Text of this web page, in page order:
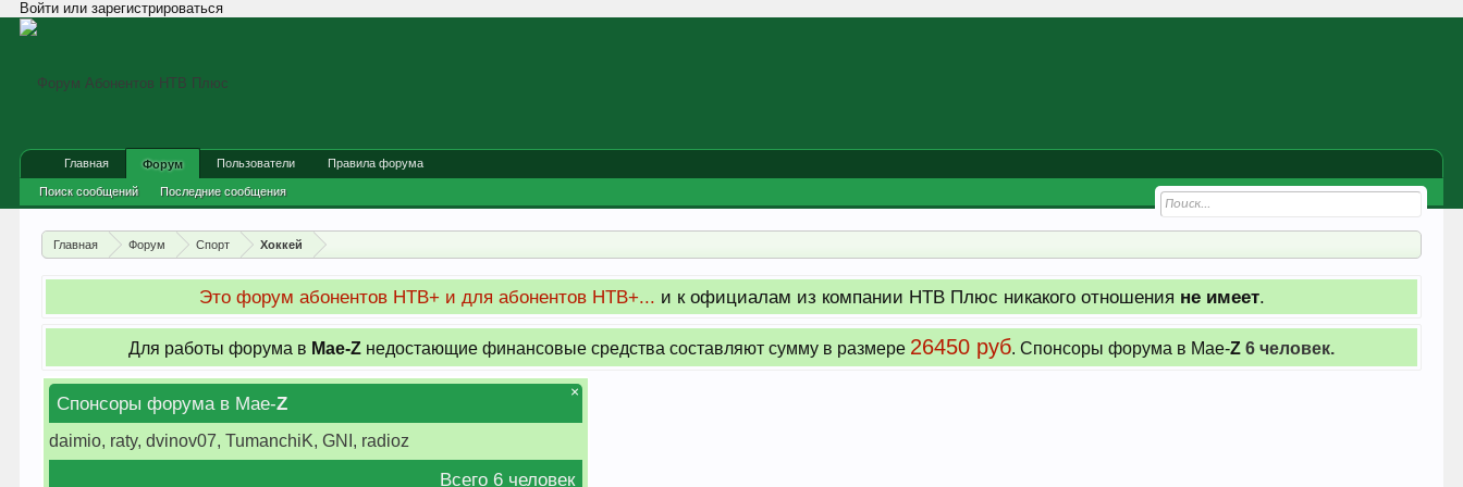
Войти или зарегистрироваться
Главная Форум Спорт Хоккей
Это форум абонентов НТВ+ и для абонентов НТВ+... и к официалам из компании НТВ Плюс никакого отношения не имеет.
Для работы форума в Мае-Z недостающие финансовые средства составляют сумму в размере 26450 руб. Cпонсоры форума в Мае-Z 6 человек.
Спонсоры форума в Мае-Z
daimio, raty, dvinov07, TumanchiK, GNI, radioz
Всего 6 человек
×
Главная Форум
Поиск сообщений Последние сообщения
Пользователи Правила форума